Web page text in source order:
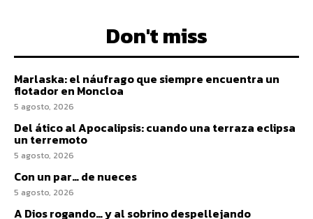
Don't miss
Marlaska: el náufrago que siempre encuentra un
flotador en Moncloa
5 agosto, 2026
Del ático al Apocalipsis: cuando una terraza eclipsa
un terremoto
5 agosto, 2026
Con un par… de nueces
5 agosto, 2026
A Dios rogando… y al sobrino despellejando